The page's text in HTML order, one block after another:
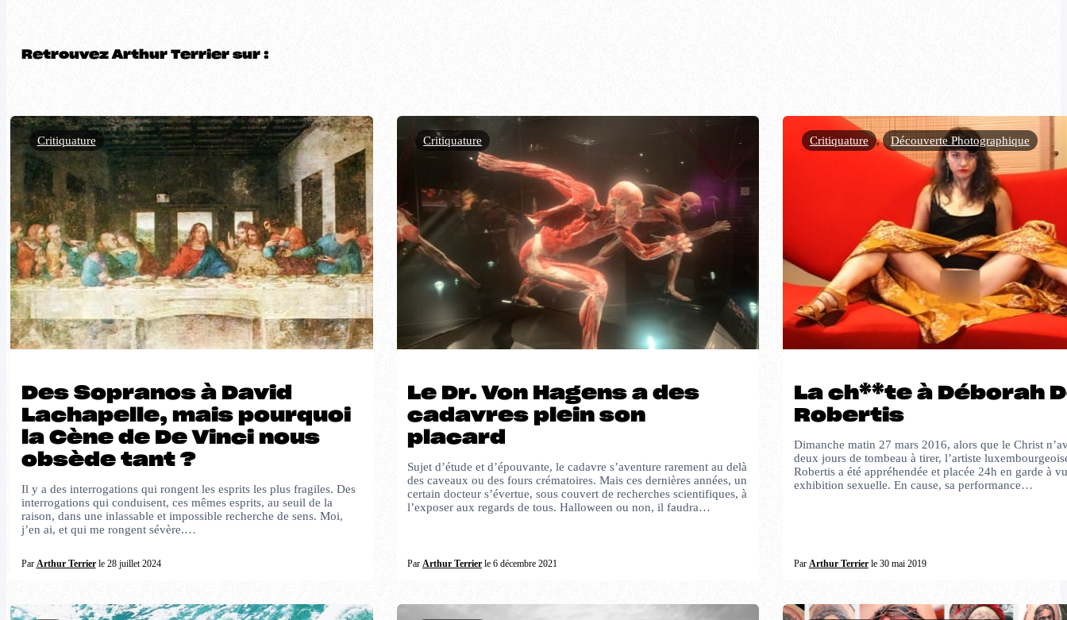
Retrouvez Arthur Terrier sur :
Des Sopranos à David
Lachapelle, mais pourquoi
la Cène de De Vinci nous
obsède tant ?
Il y a des interrogations qui rongent les esprits les plus fragiles. Des
interrogations qui conduisent, ces mêmes esprits, au seuil de la
raison, dans une inlassable et impossible recherche de sens. Moi,
j’en ai, et qui me rongent sévère.…
Par Arthur Terrierle 28 juillet 2024
Critiquature
Le Dr. Von Hagens a des
cadavres plein son
placard
Sujet d’étude et d’épouvante, le cadavre s’aventure rarement au delà
des caveaux ou des fours crématoires. Mais ces dernières années, un
certain docteur s’évertue, sous couvert de recherches scientifiques, à
l’exposer aux regards de tous. Halloween ou non, il faudra…
Par Arthur Terrier le 6 décembre 2021
Critiquature
La ch**te à Déborah
Robertis
Dimanche matin 27 mars 2016, alors que le Christ
deux jours de tombeau à tirer, l’artiste
Robertis a été appréhendée et placée 24h en garde à
exhibition sexuelle. En cause, sa performance…
Par Arthur Terrierle 30 mai 2019
Critiquature , Découverte Photographique